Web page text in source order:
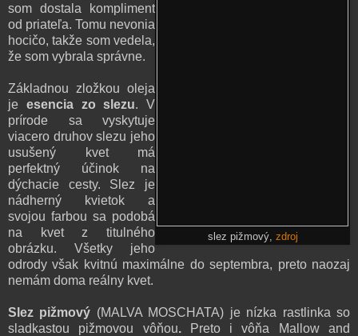
slez pižmový, zdroj
som dostala kompliment
od priateľa. Tomu nevonia
hocičo, takže som vedela,
že som vybrala správne.
Základnou zložkou oleja
je esencia zo slezu. V
prírode sa vyskytuje
viacero druhov slezu jeho
usušený kvet má
perfektný účinok na
dýchacie cesty. Slez je
nádherný kvietok a
svojou farbou sa podobá
na kvet z titulného
obrázku. Všetky jeho
odrody však kvitnú maximálne do septembra, preto naozaj
nemám doma reálny kvet.
Slez pižmový (MALVA MOSCHATA) je nízka rastlinka so
sladkastou pižmovou vôňou.
Preto i vôňa Mallow and